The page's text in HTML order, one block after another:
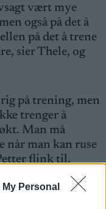
Personal
vært mye
også på det å
på det å trene
sier Thele, og
på trening, men
trenger å
Man må
når man kan ruse
flink til.
av det?